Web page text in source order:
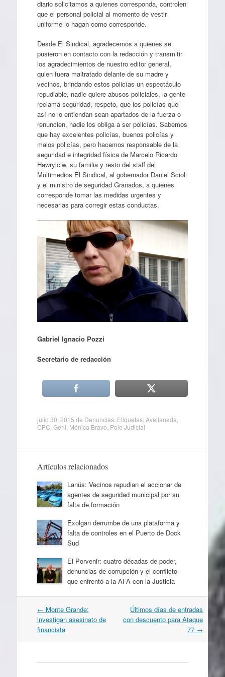
diario solicitamos a quienes corresponda, controlen
que el personal policial al momento de vestir
uniforme lo hagan como corresponde.
Desde El Sindical, agradecemos a quienes se
pusieron en contacto con la redacción y transmitir
los agradecimientos de nuestro editor general,
quien fuera maltratado delante de su madre y
vecinos, brindando estos policías un espectáculo
repudiable, nadie quiere abusos policiales, la gente
reclama seguridad, respeto, que los policías que
así no lo entiendan sean apartados de la fuerza o
renuncien, nadie los obliga a ser policías. Sabemos
que hay excelentes policías, buenos policías y
malos policías, pero hacemos responsable de la
seguridad e integridad física de Marcelo Ricardo
Hawrylciw, su familia y resto del staff del
Multimedios El Sindical, al gobernador Daniel Scioli
y el ministro de seguridad Granados, a quienes
corresponde tomar las medidas urgentes y
necesarias para corregir estas conductas.
Gabriel Ignacio Pozzi
Secretario de redacción
julio 30, 2015 de Denuncias. Etiquetas:Avellaneda
CPC Gerli Mónica Bravo Polo Judicial
Artículos relacionados
Lanús: Vecinos repudian el accionar de
agentes de seguridad municipal por su
falta de formación
Exolgan derrumbe de una plataforma y
falta de controles en el Puerto de Dock
Sud
El Porvenir: cuatro décadas de poder,
denuncias de corrupción y el conflicto
que enfrentó a la AFA con la Justicia
Navegación
por
artículos
← Monte Grande:
investigan asesinato de
financista
Últimos días de entradas
con descuento para Ataque
77 →